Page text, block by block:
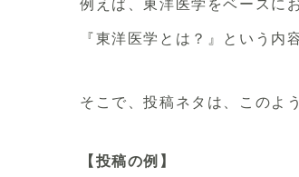
例えば、東洋医学をベースに
『東洋医学とは？』という内
そこで、投稿ネタは、このよ
【投稿の例】